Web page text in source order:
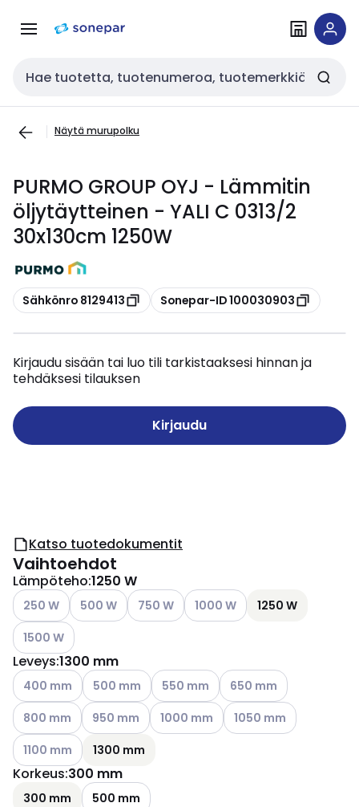
navigointiinsisältöön
Haku
Näytä murupolku
PURMO GROUP OYJ - Lämmitin
öljytäytteinen - YALI C 0313/2
30x130cm 1250W
Kopioi
Sähkönro 8129413 Kopioi
Sonepar-ID 100030903
Kirjaudu sisään tai luo tili tarkistaaksesi hinnan ja
tehdäksesi tilauksen
Kirjaudu
Katso tuotedokumentit
Vaihtoehdot
Lämpöteho:1250 W
Katso käytettävissä olevat vaihtoehdot
250 W Katso käytettävissä olevat vaihtoehdot
500 W Katso käytettävissä olevat vaihtoehdot
750 W Katso käytettävissä olevat
1000 W
1250 W
Katso käytettävissä olevat vaihtoehdot
1500 W
Leveys:1300 mm
Katso käytettävissä olevat vaihtoehdot
400 mm Katso käytettävissä olevat vaihtoehdot
500 mm Katso käytettävissä olevat
550 mm Katso käytettävissä
650 mm
Katso käytettävissä olevat vaihtoehdot
800 mm Katso käytettävissä olevat vaihtoehdot
950 mm Katso käytettävissä olevat
1000 mm Katso käytettävissä
1050 mm
Katso käytettävissä olevat vaihtoehdot
1100 mm 1300 mm
Korkeus:300 mm
300 mm 500 mm